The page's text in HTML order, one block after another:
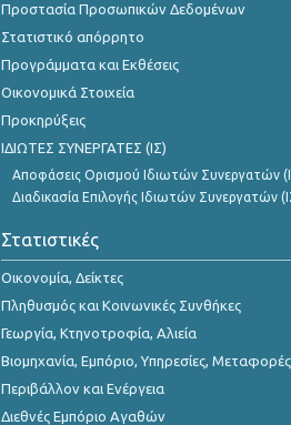
3o Τρίμηνο 2019
2o Τρίμηνο 2019
1o Τρίμηνο 2019
4o Τρίμηνο 2018
3o Τρίμηνο 2018
2o Τρίμηνο 2018
1o Τρίμηνο 2018
4o Τρίμηνο 2017
3o Τρίμηνο 2017
2o Τρίμηνο 2017
Προστασία Προσωπικών Δεδομένων
Στατιστικό απόρρητο
Προγράμματα και Εκθέσεις
Οικονομικά Στοιχεία
Προκηρύξεις
ΙΔΙΩΤΕΣ ΣΥΝΕΡΓΑΤΕΣ (ΙΣ)
Αποφάσεις Ορισμού Ιδιωτών Συνεργατών
Διαδικασία Επιλογής Ιδιωτών Συνεργατών
Στατιστικές
Οικονομία, Δείκτες
Πληθυσμός και Κοινωνικές Συνθήκες
Γεωργία, Κτηνοτροφία, Αλιεία
Βιομηχανία, Εμπόριο, Υπηρεσίες, Μεταφορές
Περιβάλλον και Ενέργεια
Διεθνές Εμπόριο Αγαθών